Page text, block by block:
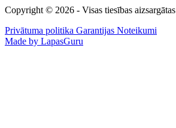
Copyright © 2026 - Visas tiesības aizsargātas
Privātuma politika Garantijas Noteikumi
Made by LapasGuru